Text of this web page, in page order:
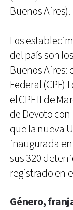
Buenos Aires).
Los
del país son
Buenos Aires:
Federal (CPF)
el CPF II de
de Devoto
que la nueva
inaugurada
sus 320
registrado en
Género,